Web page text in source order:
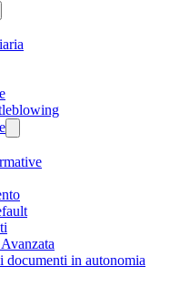
documenti in autonomia